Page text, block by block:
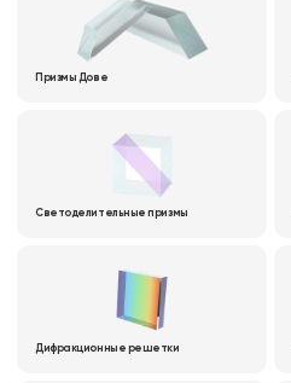
Призмы Дове
Светоделительные призмы
Дифракционные решетки